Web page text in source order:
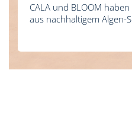
CALA und BLOOM
aus nachhaltigem Algen-